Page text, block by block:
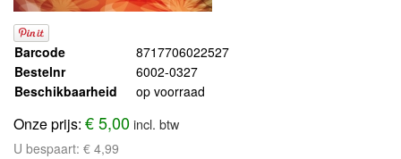
Barcode
8717706022527
Bestelnr
6002-0327
Beschikbaarheid
op voorraad
Onze prijs: € 5,00incl. btw
U bespaart: € 4,99